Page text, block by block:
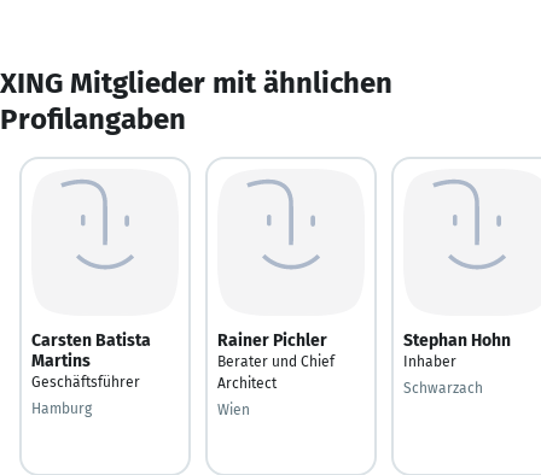
XING Mitglieder mit ähnlichen
Profilangaben
Carsten Batista
Martins
Geschäftsführer
Hamburg
Rainer Pichler
Berater und Chief
Architect
Wien
Stephan Hohn
Inhaber
Schwarzach